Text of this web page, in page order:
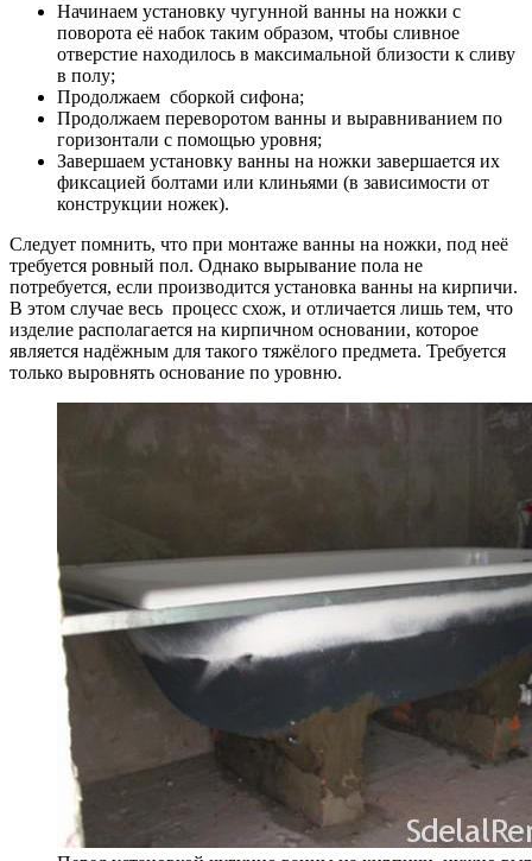
Начинаем установку чугунной ванны на ножки с
поворота её набок таким образом, чтобы сливное
отверстие находилось в максимальной близости к сливу
в полу;
Продолжаем сборкой сифона;
Продолжаем переворотом ванны и выравниванием по
горизонтали с помощью уровня;
Завершаем установку ванны на ножки завершается их
фиксацией болтами или клиньями (в зависимости от
конструкции ножек).
Следует помнить, что при монтаже ванны на ножки, под неё
требуется ровный пол. Однако вырывание пола не
потребуется, если производится установка ванны на кирпичи.
В этом случае весь процесс схож, и отличается лишь тем, что
изделие располагается на кирпичном основании, которое
является надёжным для такого тяжёлого предмета. Требуется
только выровнять основание по уровню.